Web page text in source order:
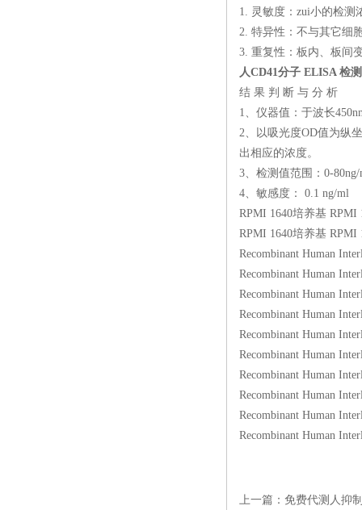
1. 灵敏度：zui小的检测
2. 特异性：不与其它细
3. 重复性：板内、板间
人CD41分子 ELISA 检
结 果 判 断 与 分 析
1、仪器值：于波长
2、以吸光度OD值为纵
出相应的浓度。
3、检测值范围：0-80ng/
4、敏感度： 0.1 ng/ml
RPMI 1640培养基 RPMI
RPMI 1640培养基 RPMI
Recombinant Human
Recombinant Human
Recombinant Human
Recombinant Human
Recombinant Human
Recombinant Human
Recombinant Human
Recombinant Human
Recombinant Human
Recombinant Human
上一篇： 免费代测人抑